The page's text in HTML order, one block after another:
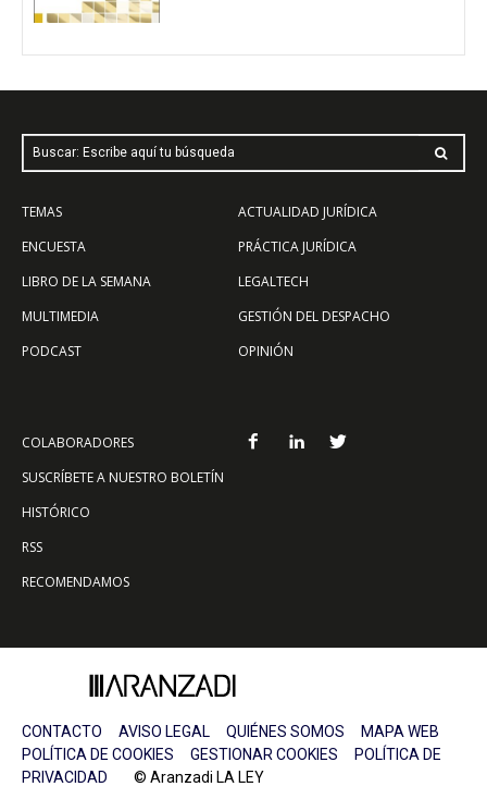
Buscar: Escribe aquí tu búsqueda
TEMAS
ENCUESTA
LIBRO DE LA SEMANA
MULTIMEDIA
PODCAST
ACTUALIDAD JURÍDICA
PRÁCTICA JURÍDICA
LEGALTECH
GESTIÓN DEL DESPACHO
OPINIÓN
COLABORADORES
SUSCRÍBETE A NUESTRO BOLETÍN
HISTÓRICO
RSS
RECOMENDAMOS
CONTACTO AVISO LEGAL QUIÉNES SOMOS
MAPA WEB
POLÍTICA DE COOKIES
GESTIONAR COOKIES
POLÍTICA DE
PRIVACIDAD © Aranzadi LA LEY